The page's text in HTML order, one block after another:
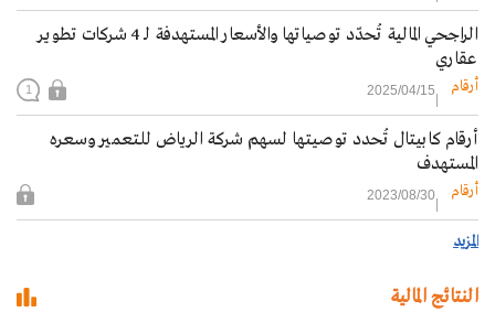
الراجحي المالية تُحدّد توصياتها والأسعار المستهدفة لـ 4 شركات تطوير
عقاري
أرقام 2025/04/15
1
أرقام كابيتال تُحدد توصيتها لسهم شركة الرياض للتعمير وسعره
المستهدف
أرقام 2023/08/30
المزيد
النتائج المالية